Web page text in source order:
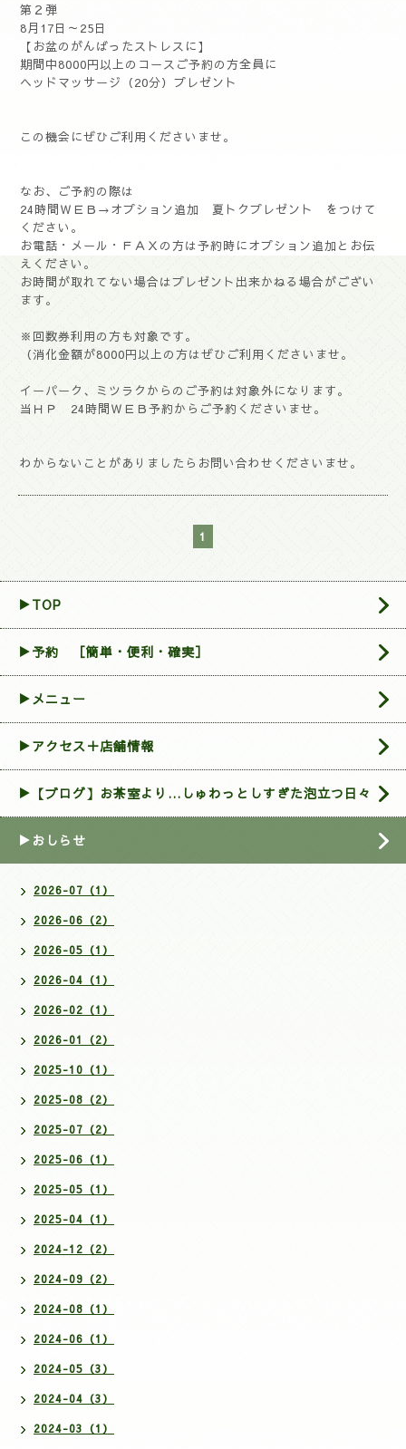
第２弾
8月17日～25日
【お盆のがんばったストレスに】
期間中8000円以上のコースご予約の方全員に
ヘッドマッサージ（20分）プレゼント
この機会にぜひご利用くださいませ。
なお、ご予約の際は
24時間ＷＥＢ→オプション追加 夏トクプレゼント をつけて
ください。
お電話・メール・ＦＡＸの方は予約時にオプション追加とお伝
えください。
お時間が取れてない場合はプレゼント出来かねる場合がござい
ます。
※回数券利用の方も対象です。
（消化金額が8000円以上の方はぜひご利用くださいませ。
イーパーク、ミツラクからのご予約は対象外になります。
当ＨＰ 24時間ＷＥＢ予約からご予約くださいませ。
わからないことがありましたらお問い合わせくださいませ。
1
▶TOP
▶︎予約 ［簡単・便利・確実］
▶メニュー
▶アクセス＋店舗情報
▶【ブログ】お茶室より…しゅわっとしすぎた泡立つ日々
▶おしらせ
2026-07（1）
2026-06（2）
2026-05（1）
2026-04（1）
2026-02（1）
2026-01（2）
2025-10（1）
2025-08（2）
2025-07（2）
2025-06（1）
2025-05（1）
2025-04（1）
2024-12（2）
2024-09（2）
2024-08（1）
2024-06（1）
2024-05（3）
2024-04（3）
2024-03（1）